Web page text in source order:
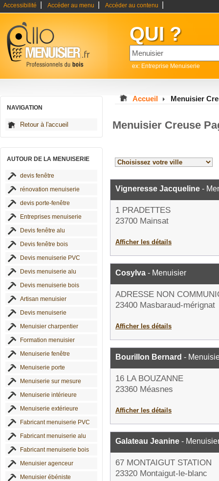
Accessibilité Accéder au menu Accéder au contenu
QUI ?
ex: Entreprise Menuiserie
NAVIGATION
Retour à l'accueil
AUTOUR DE LA MENUISERIE
devis fenêtre
rénovation menuiserie
devis porte-fenêtre
Entreprises menuiserie
Devis fenêtre alu
Devis fenêtre bois
Devis menuiserie PVC
Devis menuiserie alu
Devis menuiserie bois
Artisan menuisier
Devis menuiserie
Menuisier charpentier
Formation menuisier
Menuiserie fenêtre
Menuiserie porte
Menuiserie sur mesure
Menuiserie intérieure
Menuiserie extérieure
Fabricant menuiserie PVC
Fabricant menuiserie alu
Fabricant menuiserie bois
Menuisier agenceur
Menuisier ébéniste
Accueil Menuisier
Menuisier Creuse
Vigneresse Jacqueline -
1 PRADETTES
23700 Mainsat
Afficher les détails
Cosylva - Menuisier
ADRESSE NON
23400 Masbaraud-mérignat
Afficher les détails
Bourillon Bernard -
16 LA BOUZANNE
23360 Méasnes
Afficher les détails
Galateau Jeanine -
67 MONTAIGUT STATION
23320 Montaigut-le-blanc